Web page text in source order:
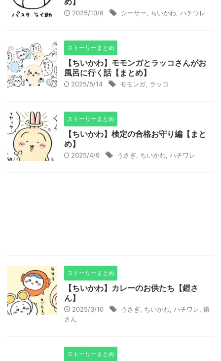
2025/10/8 シーサー ちいかわ ハチワレ
ストーリーまとめ
【ちいかわ】モモンガとラッコさんがお
風呂に行く話【まとめ】
2025/5/14 モモンガ ラッコ
ストーリーまとめ
【ちいかわ】検定の合格お守り編【まと
め】
2025/4/9 うさぎ ちいかわ ハチワレ
ストーリーまとめ
【ちいかわ】カレーのお供たち【鎧さ
ん】
2025/3/10 うさぎ ちいかわ ハチワレ 鎧
さん
ストーリーまとめ